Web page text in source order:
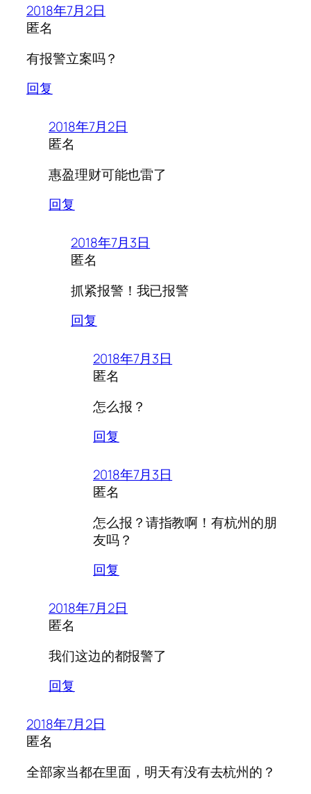
2018年7月2日
匿名
有报警立案吗？
回复
2018年7月2日
匿名
惠盈理财可能也雷了
回复
2018年7月3日
匿名
抓紧报警！我已报警
回复
2018年7月3日
匿名
怎么报？
回复
2018年7月3日
匿名
怎么报？请指教啊！有杭州的朋
友吗？
回复
2018年7月2日
匿名
我们这边的都报警了
回复
2018年7月2日
匿名
全部家当都在里面，明天有没有去杭州的？